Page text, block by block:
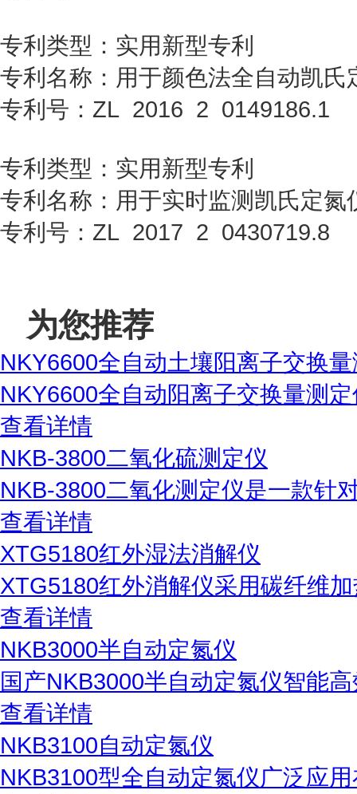
专利类型：实用新型专利
专利名称：用于颜色法全自动凯氏
专利号：ZL 2016 2 0149186.1
专利类型：实用新型专利
专利名称：用于实时监测凯氏定氮
专利号：ZL 2017 2 0430719.8
为您推荐
NKY6600全自动土壤阳离子交换
NKY6600全自动阳离子交换量测
查看详情
NKB-3800二氧化硫测定仪
NKB-3800二氧化测定仪是一款针
查看详情
XTG5180红外湿法消解仪
XTG5180红外消解仪采用碳纤维
查看详情
NKB3000半自动定氮仪
国产NKB3000半自动定氮仪智能
查看详情
NKB3100自动定氮仪
NKB3100型全自动定氮仪广泛应